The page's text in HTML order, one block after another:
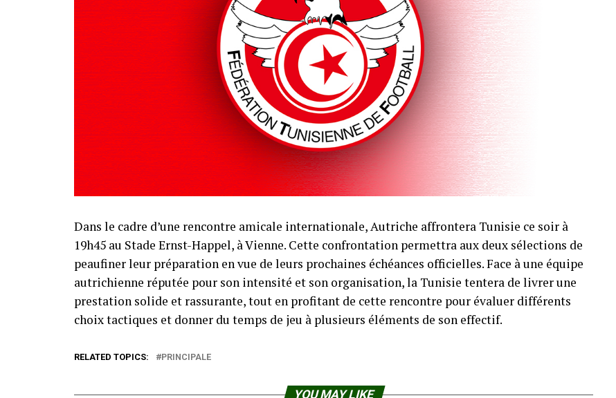
Dans le cadre d’une rencontre amicale internationale, Autriche affrontera Tunisie ce soir à
19h45 au Stade Ernst-Happel, à Vienne. Cette confrontation permettra aux deux sélections de
peaufiner leur préparation en vue de leurs prochaines échéances officielles. Face à une équipe
autrichienne réputée pour son intensité et son organisation, la Tunisie tentera de livrer une
prestation solide et rassurante, tout en profitant de cette rencontre pour évaluer différents
choix tactiques et donner du temps de jeu à plusieurs éléments de son effectif.
RELATED TOPICS: PRINCIPALE
YOU MAY LIKE